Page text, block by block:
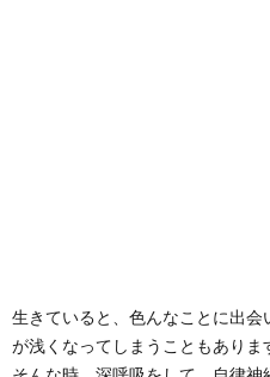
生きていると、色んなことに出会
が浅くなってしまうこともありま